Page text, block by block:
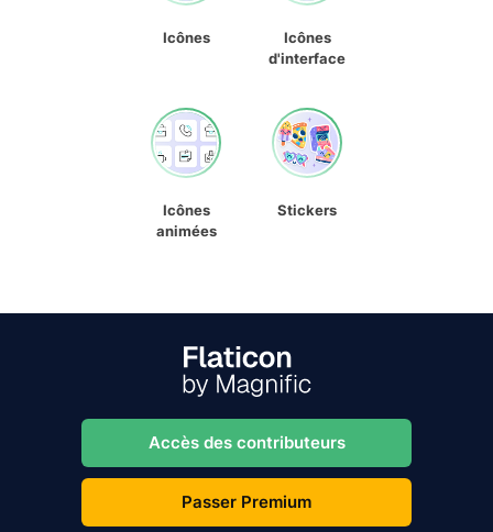
Icônes
Icônes
d'interface
Icônes
animées
Stickers
Accès des contributeurs
Passer Premium